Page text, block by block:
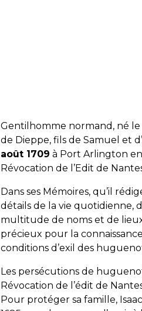
Gentilhomme normand, né le
de Dieppe, fils de Samuel et
août 1709 à Port Arlington
Révocation de l’Edit de
Dans ses Mémoires, qu’il
détails de la vie quotidienne,
multitude de noms et de
précieux pour la
conditions d’exil des
Les persécutions de
Révocation de l’édit de
Pour protéger sa famille,